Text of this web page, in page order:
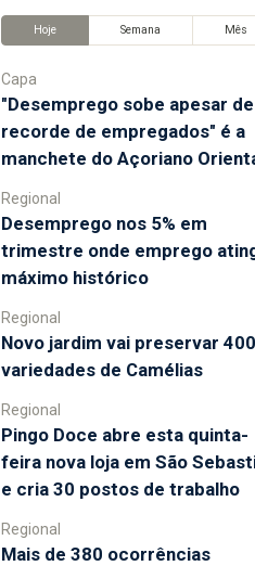
Hoje Semana Mês
Capa
"Desemprego sobe apesar de
recorde de empregados" é a
manchete do Açoriano
Regional
Desemprego nos 5% em
trimestre onde emprego
máximo histórico
Regional
Novo jardim vai preservar 400
variedades de Camélias
Regional
Pingo Doce abre esta quinta-
feira nova loja em São
e cria 30 postos de trabalho
Regional
Mais de 380 ocorrências